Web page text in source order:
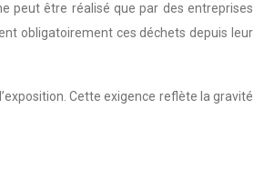
peut être réalisé que par des entreprises
obligatoirement ces déchets depuis leur
Cette exigence reflète la gravité